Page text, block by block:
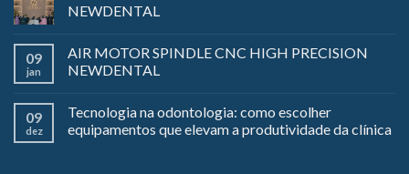
NEWDENTAL
09
jan
AIR MOTOR SPINDLE CNC HIGH PRECISION
NEWDENTAL
09
dez
Tecnologia na odontologia: como escolher
equipamentos que elevam a produtividade da clínica